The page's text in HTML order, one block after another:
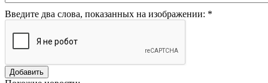
Введите два слова, показанных на изображении: *